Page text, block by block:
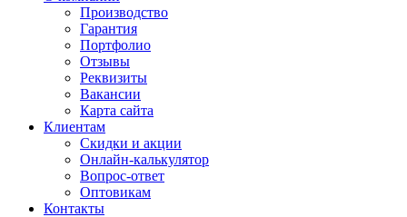
Производство
Гарантия
Портфолио
Отзывы
Реквизиты
Вакансии
Карта сайта
Клиентам
Скидки и акции
Онлайн-калькулятор
Вопрос-ответ
Оптовикам
Контакты